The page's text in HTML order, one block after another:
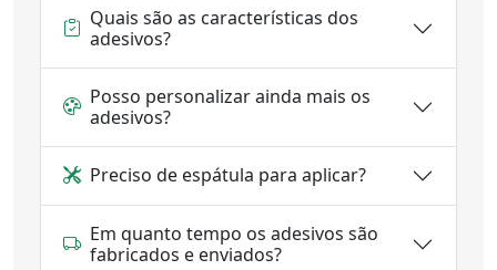
Quais são as características dos
adesivos?
Posso personalizar ainda mais os
adesivos?
Preciso de espátula para aplicar?
Em quanto tempo os adesivos são
fabricados e enviados?